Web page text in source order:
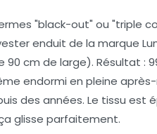
"black-out" ou "triple
enduit de la marque
90 cm de large). Résultat :
endormi en pleine
des années. Le tissu est
glisse parfaitement.